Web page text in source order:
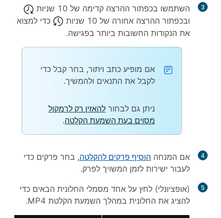
3
השתמשו בכפתור ההרצה קדימה של 10 שניות
ובכפתור ההרצה אחורה של 10 שניות
כדי למצוא
את הנקודות החשובות ביותר בפגישה.
אם מופיע כתב ויתור, בחר קבל כדי
לקבל את התנאים ולהמשיך.
ניתן גם לבחור להאזין רק לרמקול
מסוים בעת השמעת הקלטה.
4 אם המנחה הוסיף פרקים להקלטה, בחר פרקים כדי
לעבור ישירות לזמן המשויך לפרק.
5
(אופציונלי) לחץ על אחד מסמלי החלונית הבאים כדי
להציג את החלונית במהלך השמעת הקלטת MP4.